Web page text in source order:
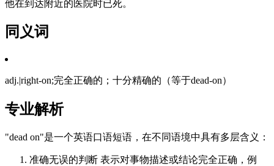
他在到达附近的医院时已死。
同义词
adj.|right-on;完全正确的；十分精确的（等于dead-on）
专业解析
"dead on"是一个英语口语短语，在不同语境中具有多层含义：
准确无误的判断 表示对事物描述或结论完全正确，例